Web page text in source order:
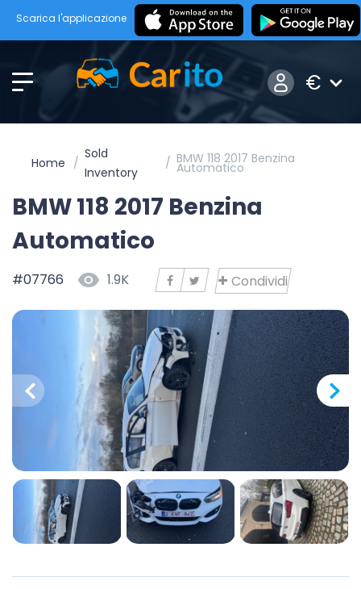
Scarica l'applicazione
€
Home
Sold
Inventory
BMW 118 2017 Benzina
Automatico
BMW 118 2017 Benzina
Automatico
#07766 1.9K Condividi